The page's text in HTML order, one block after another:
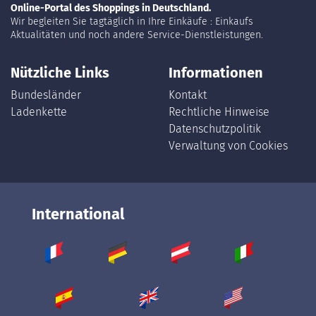
Online-Portal des Shoppings in Deutschland.
Wir begleiten Sie tagtäglich in Ihre Einkäufe : Einkaufs
Aktualitäten und noch andere Service-Dienstleistungen.
Nützliche Links
Bundesländer
Ladenkette
Informationen
Kontakt
Rechtliche Hinweise
Datenschutzpolitik
Verwaltung von Cookies
International